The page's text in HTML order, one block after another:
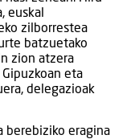
euskal
zilborrestea
batzuetako
zion atzera
eta
delegazioak
berebiziko eragina